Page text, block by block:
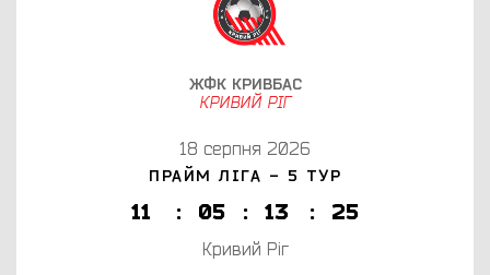
ЖФК КРИВБАС
КРИВИЙ РІГ
18 серпня 2026
ПРАЙМ ЛІГА - 5 ТУР
11 : 05 : 13 : 25
Кривий Ріг